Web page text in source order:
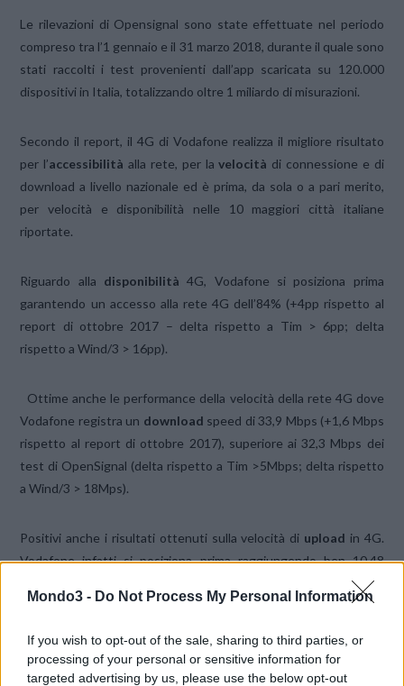
Mondo3 - Do Not Process My Personal Information
If you wish to opt-out of the sale, sharing to third parties, or
processing of your personal or sensitive information for
targeted advertising by us, please use the below opt-out
Le rilevazioni di Opensignal sono state effettuate nel periodo
compreso tra l’1 gennaio e il 31 marzo 2018, durante il quale sono
stati raccolti i test provenienti dall’app scaricata su 120.000
dispositivi in Italia, totalizzando oltre 1 miliardo di misurazioni.
Secondo il report, il 4G di Vodafone realizza il migliore risultato
per l’accessibilità alla rete, per lavelocità di connessione e di
download a livello nazionale ed è prima, da sola o a pari merito,
per velocità e disponibilità nelle 10 maggiori città italiane
riportate.
Riguardo alla disponibilità 4G, Vodafone si posiziona prima
garantendo un accesso alla rete 4G dell’84% (+4pp rispetto al
report di ottobre 2017 – delta rispetto a Tim > 6pp; delta
rispetto a Wind/3 > 16pp).
Ottime anche le performance della velocità della rete 4G dove
Vodafone registra un download speed di 33,9 Mbps (+1,6 Mbps
rispetto al report di ottobre 2017), superiore ai 32,3 Mbps dei
test di OpenSignal (delta rispetto a Tim >5Mbps; delta rispetto
a Wind/3 > 18Mps).
Positivi anche i risultati ottenuti sulla velocità di upload in 4G.
Vodafone infatti si posiziona prima raggiungendo ben 10,48
Mbps (delta rispetto a Tim >0,8Mbps; delta rispetto a Wind/3 >
0,9Mps).
Il rapporto completo è disponibile sulsito di OpenSignal.